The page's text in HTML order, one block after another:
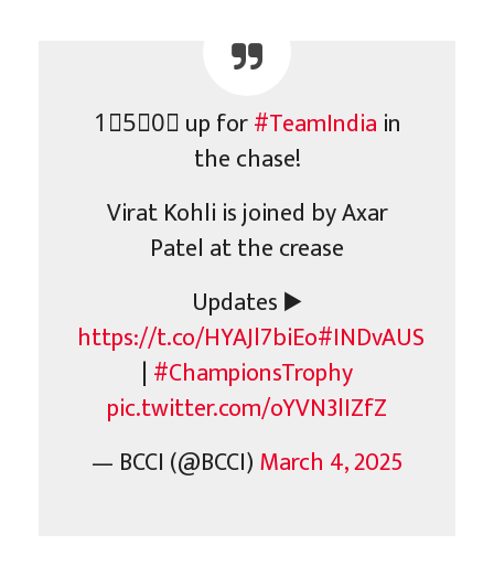
1⃣5⃣0⃣ up for#TeamIndia in
the chase!
Virat Kohli is joined by Axar
Patel at the crease
Updates ▶️
https://t.co/HYAJl7biEo#INDvAUS
| #ChampionsTrophy
pic.twitter.com/oYVN3lIZfZ
— BCCI (@BCCI)March 4, 2025